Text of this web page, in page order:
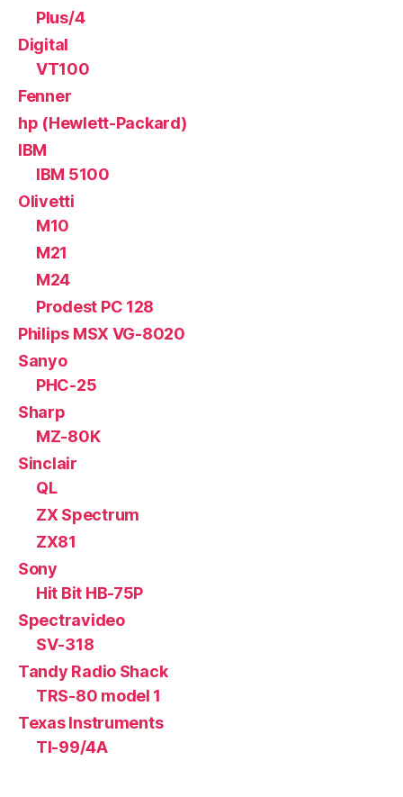
Plus/4
Digital
VT100
Fenner
hp (Hewlett-Packard)
IBM
IBM 5100
Olivetti
M10
M21
M24
Prodest PC 128
Philips MSX VG-8020
Sanyo
PHC-25
Sharp
MZ-80K
Sinclair
QL
ZX Spectrum
ZX81
Sony
Hit Bit HB-75P
Spectravideo
SV-318
Tandy Radio Shack
TRS-80 model 1
Texas Instruments
TI-99/4A